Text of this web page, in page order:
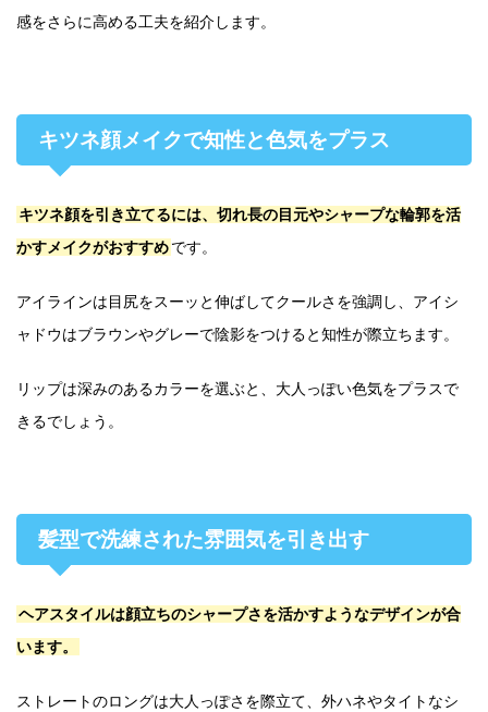
感をさらに高める工夫を紹介します。
キツネ顔メイクで知性と色気をプラス
キツネ顔を引き立てるには、切れ長の目元やシャープな輪郭を活
かすメイクがおすすめです。
アイラインは目尻をスーッと伸ばしてクールさを強調し、アイシ
ャドウはブラウンやグレーで陰影をつけると知性が際立ちます。
リップは深みのあるカラーを選ぶと、大人っぽい色気をプラスで
きるでしょう。
髪型で洗練された雰囲気を引き出す
ヘアスタイルは顔立ちのシャープさを活かすようなデザインが合
います。
ストレートのロングは大人っぽさを際立て、外ハネやタイトなシ